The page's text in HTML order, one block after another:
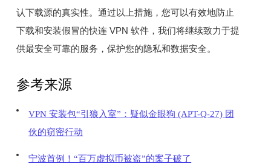
认下载源的真实性。通过以上措施，您可以有效地防止
下载和安装假冒的快连 VPN 软件，我们将继续致力于提
供最安全可靠的服务，保护您的隐私和数据安全。
参考来源
VPN 安装包“引狼入室”：疑似金眼狗 (APT-Q-27) 团
伙的窃密行动
宁波首例！“百万虚拟币被盗”的案子破了